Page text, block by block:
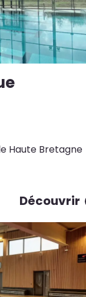
Haute Bretagne
Découvrir